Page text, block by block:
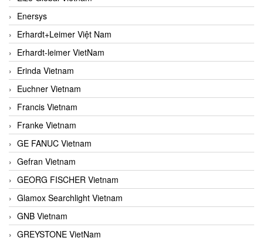
Enersys
Erhardt+Leimer Việt Nam
Erhardt-leimer VietNam
Erinda Vietnam
Euchner Vietnam
Francis Vietnam
Franke Vietnam
GE FANUC Vietnam
Gefran Vietnam
GEORG FISCHER Vietnam
Glamox Searchlight Vietnam
GNB Vietnam
GREYSTONE VietNam